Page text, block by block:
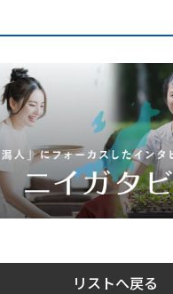
リストへ戻る